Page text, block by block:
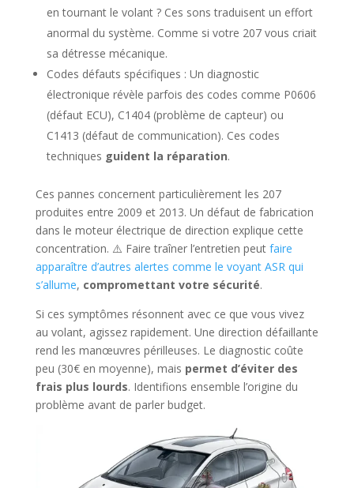
en tournant le volant ? Ces sons traduisent un effort
anormal du système. Comme si votre 207 vous criait
sa détresse mécanique.
Codes défauts spécifiques : Un diagnostic
électronique révèle parfois des codes comme P0606
(défaut ECU), C1404 (problème de capteur) ou
C1413 (défaut de communication). Ces codes
techniques guident la réparation.
Ces pannes concernent particulièrement les 207
produites entre 2009 et 2013. Un défaut de fabrication
dans le moteur électrique de direction explique cette
concentration. ⚠️ Faire traîner l’entretien peut faire
apparaître d’autres alertes comme le voyant ASR qui
s’allume, compromettant votre sécurité.
Si ces symptômes résonnent avec ce que vous vivez
au volant, agissez rapidement. Une direction défaillante
rend les manœuvres périlleuses. Le diagnostic coûte
peu (30€ en moyenne), mais permet d’éviter des
frais plus lourds. Identifions ensemble l’origine du
problème avant de parler budget.